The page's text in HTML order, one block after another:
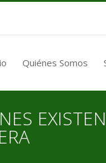
Quiénes Somos